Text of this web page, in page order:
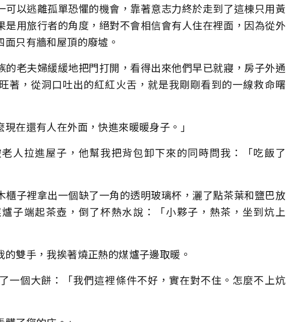
可以逃離孤單恐懼的機會，靠著意志力終於走到了這棟只用黃
是用旅行者的角度，絕對不會相信會有人住在裡面，因為從外
只有牆和屋頂的廢墟。
的老夫婦緩緩地把門打開，看得出來他們早已就寢，房子外通
著，從洞口吐出的紅紅火舌，就是我剛剛看到的一線救命曙
在還有人在外面，快進來暖暖身子。」
人拉進屋子，他幫我把背包卸下來的同時問我：「吃飯了
櫃子裡拿出一個缺了一角的透明玻璃杯，灑了點茶葉和鹽巴放
子端起茶壺，倒了杯熱水說：「小夥子，熱茶，坐到炕上
雙手，我挨著燒正熱的煤爐子邊取暖。
一個大餅：「我們這裡條件不好，實在對不住。怎麼不上炕